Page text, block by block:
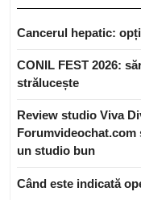
Cancerul hepatic:
CONIL FEST 2026:
strălucește
Review studio Viva
Forumvideochat.com
un studio bun
Când este indicată